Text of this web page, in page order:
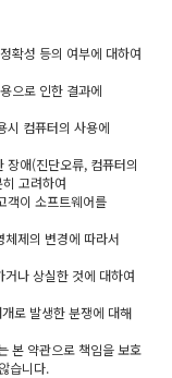
확성 등의 여부에 대하여
으로 인한 결과에
시 컴퓨터의 사용에
애(진단오류, 컴퓨터의
고려하여
객이 소프트웨어를
제의 변경에 따라서
나 상실한 것에 대하여
로 발생한 분쟁에 대해
본 약관으로 책임을 보호
습니다.